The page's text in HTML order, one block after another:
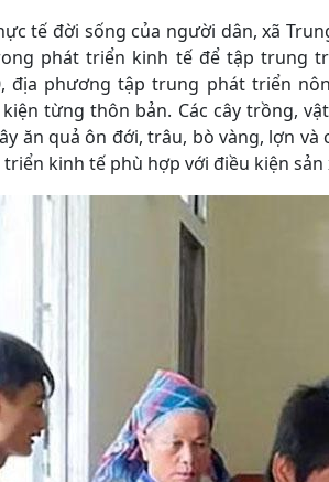
tế đời sống của người dân, xã
phát triển kinh tế để tập trung
địa phương tập trung phát triển
từng thôn bản. Các cây trồng,
ăn quả ôn đới, trâu, bò vàng, lợn
kinh tế phù hợp với điều kiện